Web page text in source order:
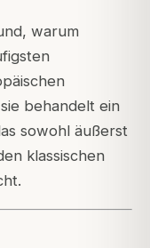
warum
behandelt ein
sowohl äußerst
klassischen